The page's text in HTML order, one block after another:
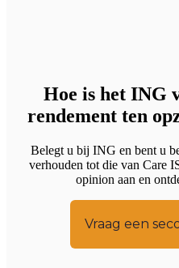
Hoe is het ING
rendement ten
Belegt u bij ING en bent u
verhouden tot die van Care
opinion aan en
Vraag een